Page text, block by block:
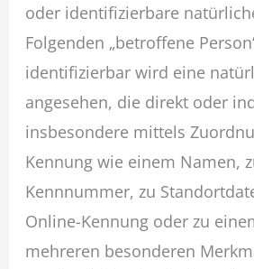
oder identifizierbare
Folgenden „betroffene
identifizierbar wird eine
angesehen, die direkt oder
insbesondere mittels
Kennung wie einem Namen,
Kennnummer, zu
Online-Kennung oder zu
mehreren besonderen